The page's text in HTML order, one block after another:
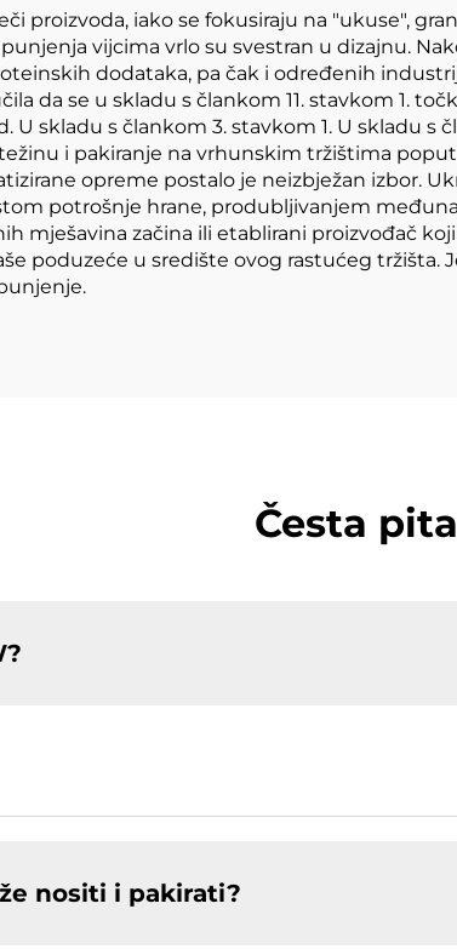
proizvoda, iako se fokusiraju na "ukuse",
vijcima vrlo su svestran u dizajnu.
dodataka, pa čak i određenih
da se u skladu s člankom 11. stavkom 1.
U skladu s člankom 3. stavkom 1. U skladu s
i pakiranje na vrhunskim tržištima
opreme postalo je neizbježan izbor.
potrošnje hrane, produbljivanjem
mješavina začina ili etablirani proizvođač
poduzeće u središte ovog rastućeg tržišta.
Česta
nositi i pakirati?